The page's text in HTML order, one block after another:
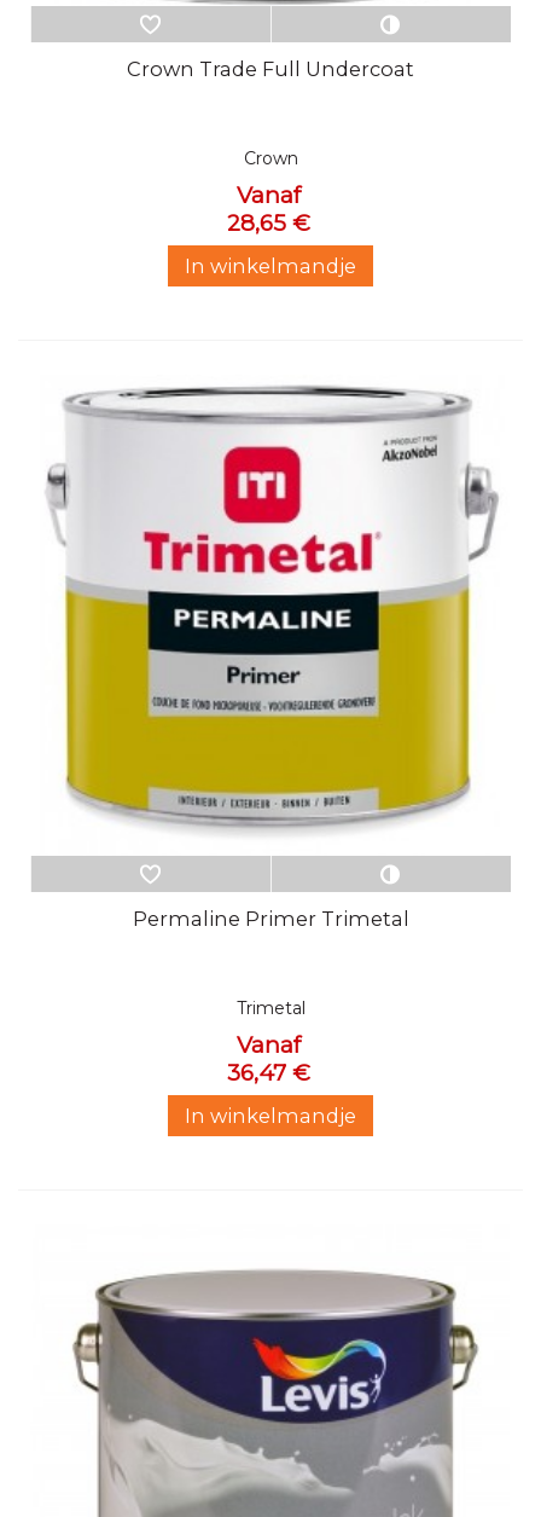
Crown Trade Full Undercoat
Crown
Vanaf
28,65 €
In winkelmandje
Permaline Primer Trimetal
Trimetal
Vanaf
36,47 €
In winkelmandje